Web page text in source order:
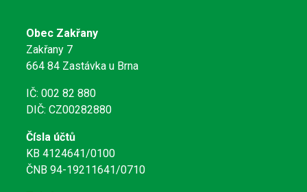
Obec Zakřany
Zakřany 7
664 84 Zastávka u Brna
IČ: 002 82 880
DIČ: CZ00282880
Čísla účtů
KB 4124641/0100
ČNB 94-19211641/0710